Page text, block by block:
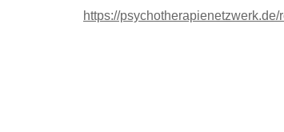
https://psychotherapienetzwerk.de/